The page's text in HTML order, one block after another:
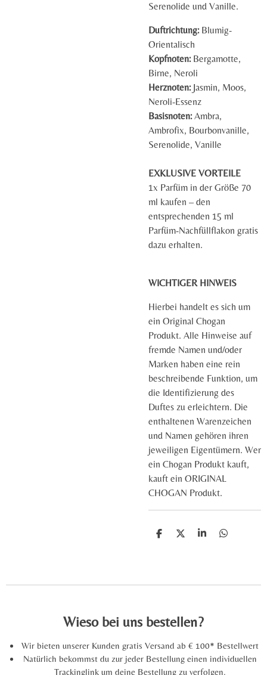
Serenolide und Vanille.
Duftrichtung:Blumig-
Orientalisch
Kopfnoten:Bergamotte,
Birne, Neroli
Herznoten:Jasmin, Moos,
Neroli-Essenz
Basisnoten:Ambra,
Ambrofix, Bourbonvanille,
Serenolide, Vanille
EXKLUSIVE VORTEILE
1x Parfüm in der Größe 70
ml kaufen – den
entsprechenden 15 ml
Parfüm-Nachfüllflakon gratis
dazu erhalten.
WICHTIGER HINWEIS
Hierbei handelt es sich um
ein Original Chogan
Produkt. Alle Hinweise auf
fremde Namen und/oder
Marken haben eine rein
beschreibende Funktion, um
die Identifizierung des
Duftes zu erleichtern. Die
enthaltenen Warenzeichen
und Namen gehören ihren
jeweiligen Eigentümern. Wer
ein Chogan Produkt kauft,
kauft ein ORIGINAL
CHOGAN Produkt.
T
n
T
n
T
n
T
n
Wieso bei uns bestellen?
Wir bieten unserer Kunden gratis Versand ab € 100* Bestellwert
Natürlich bekommst du zur jeder Bestellung einen individuellen
Trackinglink um deine Bestellung zu verfolgen.